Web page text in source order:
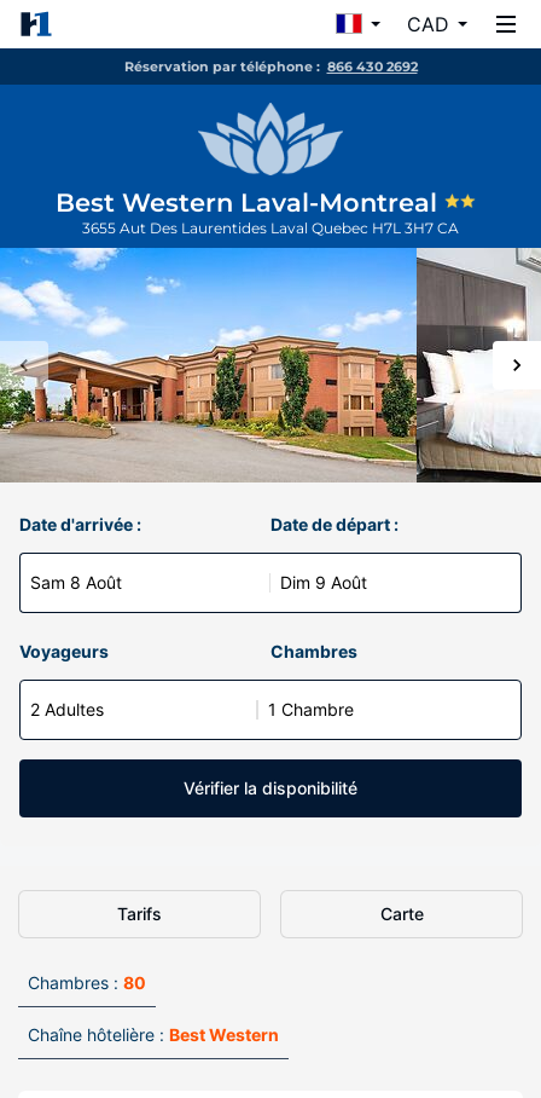
CAD
Réservation par téléphone : 866 430 2692
Best Western Laval-Montreal
3655 Aut Des Laurentides Laval Quebec H7L 3H7 CA
Date d'arrivée :
Sam 8 Août
Date de départ :
Dim 9 Août
Voyageurs Chambres
2 Adultes 1 Chambre
Vérifier la disponibilité
Tarifs Carte
Chambres : 80
Chaîne hôtelière : Best Western